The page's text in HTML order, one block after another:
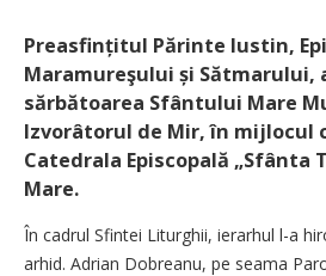
Preasfințitul Părinte Iustin,
Maramureşului și
sărbătoarea Sfântului Mare
Izvorâtorul de Mir, în mijlocul
Catedrala Episcopală „Sfânta
Mare.
În cadrul Sfintei Liturghii, ierarhul l-a
arhid. Adrian Dobreanu, pe seama